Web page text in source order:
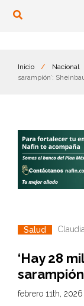
Inicio / Nacional
sarampión’:
Salud
‘Hay 28
febrero 11th, 2026